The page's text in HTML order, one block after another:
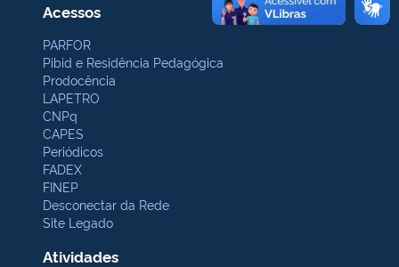
Acessos
PARFOR
Pibid e Residência Pedagógica
Prodocência
LAPETRO
CNPq
CAPES
Periódicos
FADEX
FINEP
Desconectar da Rede
Site Legado
Atividades